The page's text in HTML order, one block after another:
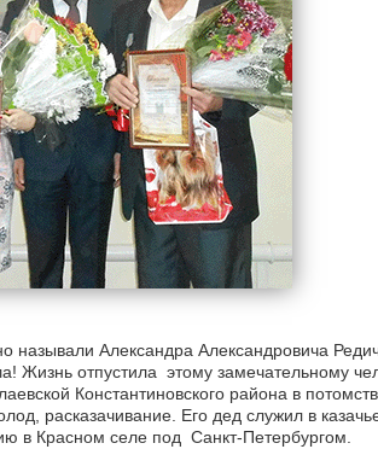
называли Александра Александровича
Жизнь отпустила этому замечательному
Константиновского района в
расказачивание. Его дед служил в
в Красном селе под Санкт-Петербургом.